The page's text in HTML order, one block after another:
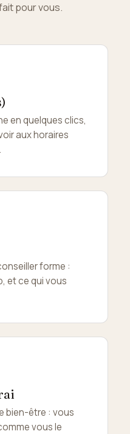
pour vous.
en quelques clics,
aux horaires
forme :
et ce qui vous
bien-être : vous
vous le